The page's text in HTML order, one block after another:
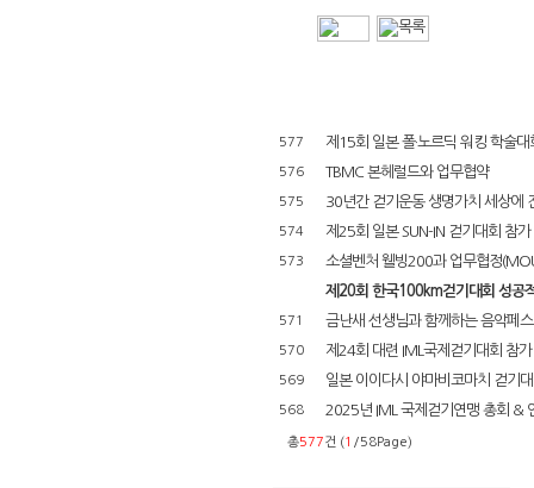
577 제15회 일본 폴·노르딕 워킹 학술
576 TBMC 본헤럴드와 업무협약
575 30년간 걷기운동 생명가치 세상에
574 제25회 일본 SUN-IN 걷기대회 참가
573
소셜벤처 웰빙200과 업무협정
제20회 한국100km걷기대회 성공
571 금난새 선생님과 함께하는 음악페
570 제24회 대련 IML국제걷기대회 참가
569 일본 이이다시 야마비코마치 걷기
568 2025년 IML 국제걷기연맹 총회 &
총577건 (1 /58Page)